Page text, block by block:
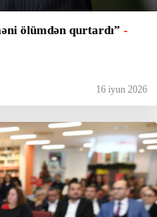
ölümdən qurtardı” -
16 iyun 2026